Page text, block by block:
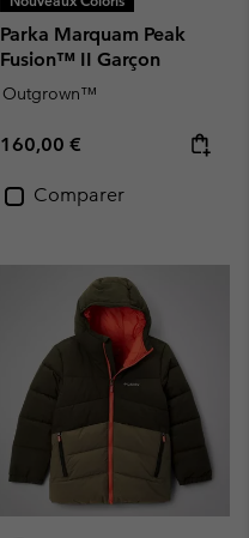
Parka Marquam Peak
Fusion™ II Garçon
Outgrown™
Regular price:
160,00 €
Comparer